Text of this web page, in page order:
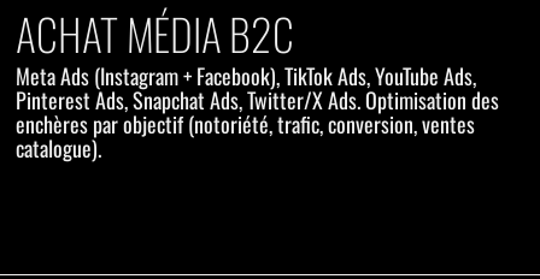
ACHAT MÉDIA B2C
Meta Ads (Instagram + Facebook), TikTok Ads, YouTube Ads,
Pinterest Ads, Snapchat Ads, Twitter/X Ads. Optimisation des
enchères par objectif (notoriété, trafic, conversion, ventes
catalogue).